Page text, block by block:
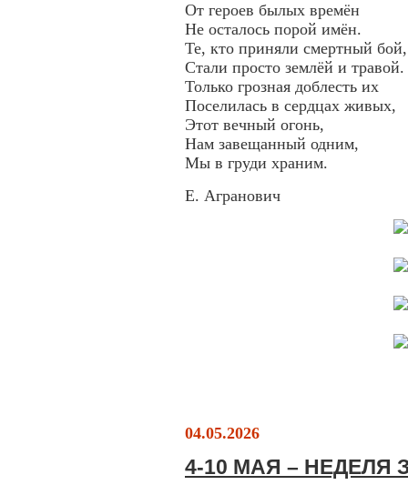
От героев былых времён
Не осталось порой имён.
Те, кто приняли смертный бой,
Стали просто землёй и травой.
Только грозная доблесть их
Поселилась в сердцах живых,
Этот вечный огонь,
Нам завещанный одним,
Мы в груди храним.
Е. Агранович
04.05.2026
4-10 МАЯ – НЕДЕЛЯ